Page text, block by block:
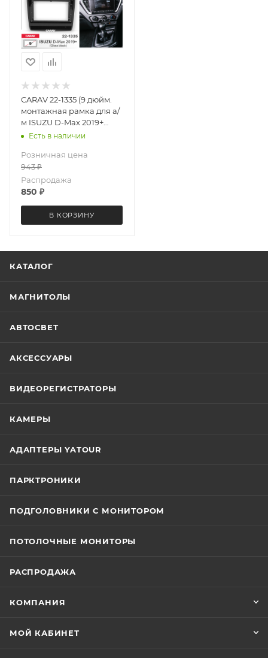
CARAV 22-1335 (9 дюйм.
монтажная рамка для а/
м ISUZU D-Max 2019+
(черный глянец)
Есть в наличии
Розничная цена
943₽
Распродажа
850 ₽
В КОРЗИНУ
КАТАЛОГ
МАГНИТОЛЫ
АВТОСВЕТ
АКСЕССУАРЫ
ВИДЕОРЕГИСТРАТОРЫ
КАМЕРЫ
АДАПТЕРЫ YATOUR
ПАРКТРОНИКИ
ПОДГОЛОВНИКИ С МОНИТОРОМ
ПОТОЛОЧНЫЕ МОНИТОРЫ
РАСПРОДАЖА
КОМПАНИЯ
МОЙ КАБИНЕТ